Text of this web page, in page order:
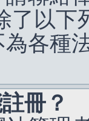
了以下
各種
冊？